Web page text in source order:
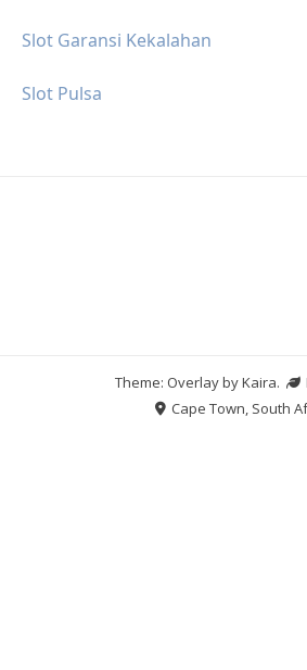
Slot Garansi Kekalahan
Slot Pulsa
Theme: Overlay byKaira.
Cape Town, South